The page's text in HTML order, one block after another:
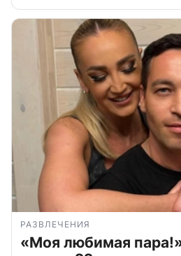
РАЗВЛЕЧЕНИЯ
«Моя любимая